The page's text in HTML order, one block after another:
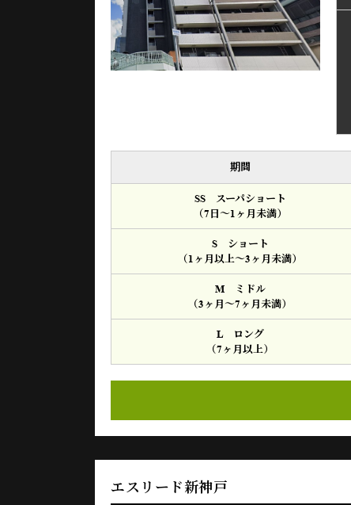
期間
SS スーパショート
（7日～1ヶ月未満）
S ショート
（1ヶ月以上～3ヶ月未満）
M ミドル
（3ヶ月～7ヶ月未満）
L ロング
（7ヶ月以上）
エスリード新神戸